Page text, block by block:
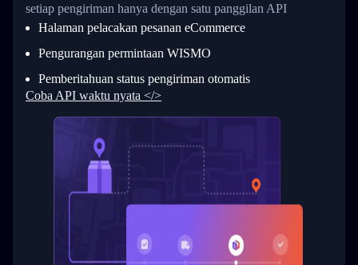
28
29
31
33
34
"Details": "BEIJING-
          }
        ]
      }
  }
}
setiap pengiriman hanya dengan satu panggilan API
Halaman pelacakan pesanan eCommerce
Pengurangan permintaan WISMO
Pemberitahuan status pengiriman otomatis
Coba API waktu nyata </>